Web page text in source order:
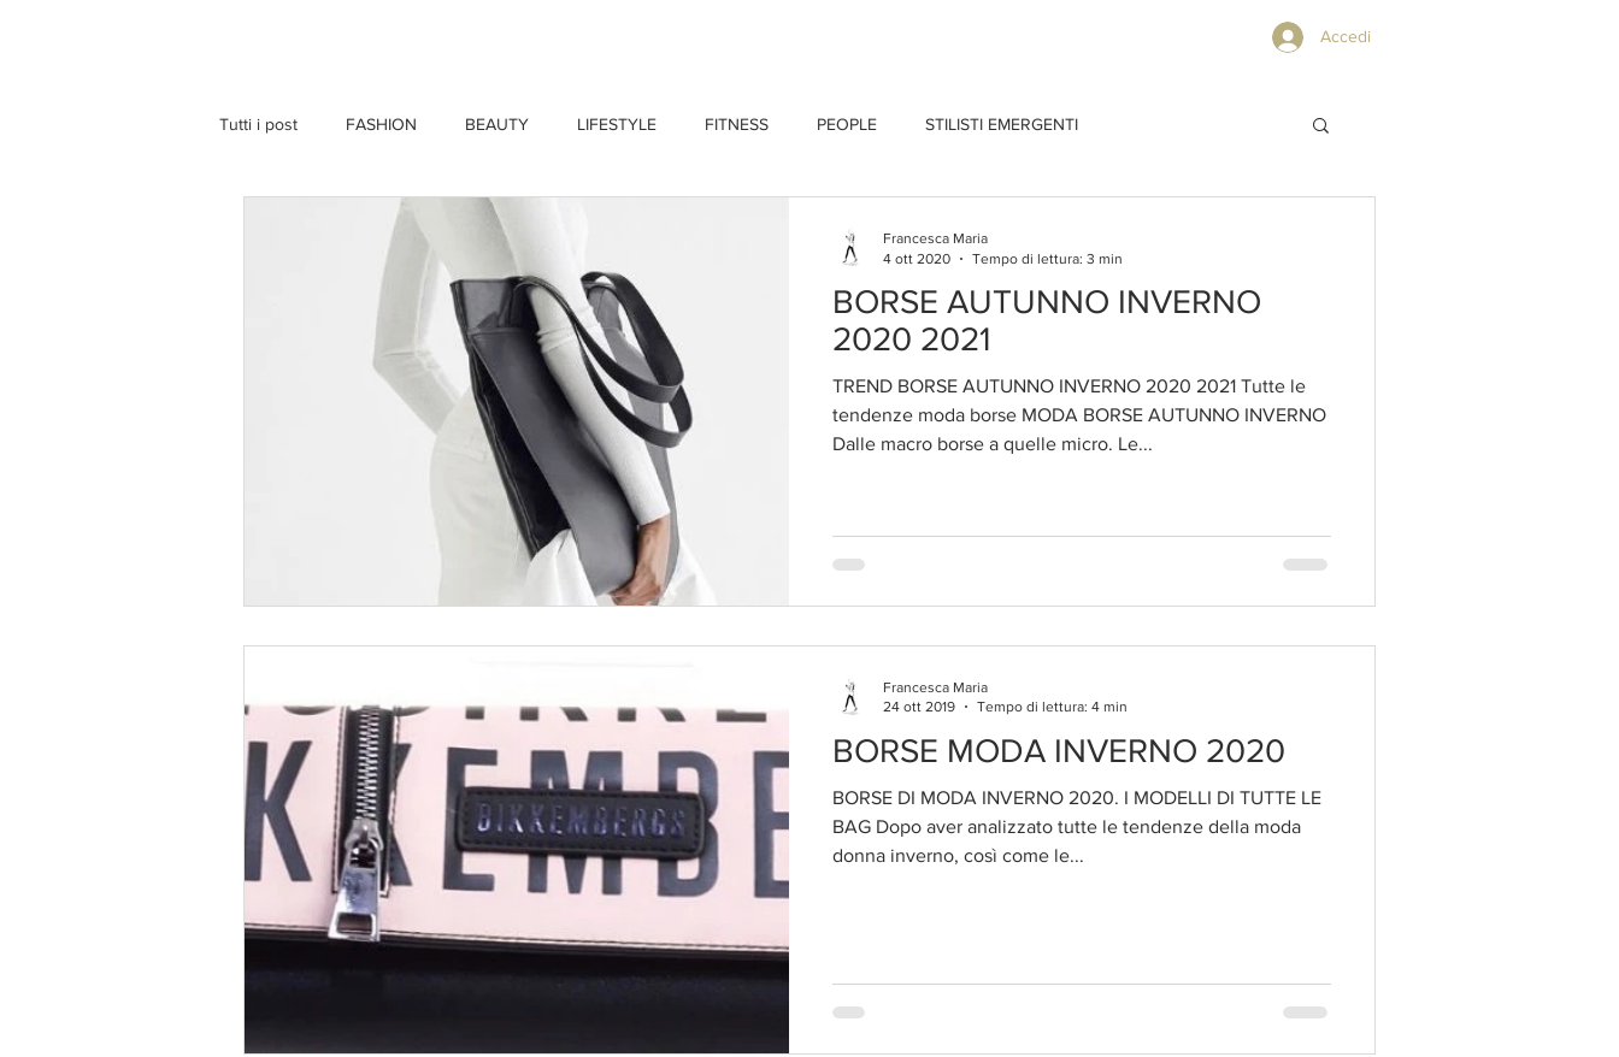
Accedi
Tutti i post FASHION BEAUTY LIFESTYLE FITNESS PEOPLE STILISTI EMERGENTI
BORSE AUTUNNO INVERNO
2020 2021
TREND BORSE AUTUNNO INVERNO 2020 2021 Tutte le
tendenze moda borse MODA BORSE AUTUNNO INVERNO
Dalle macro borse a quelle micro. Le...
Francesca Maria
4 ott 2020
Tempo di lettura: 3 min
BORSE MODA INVERNO 2020
BORSE DI MODA INVERNO 2020. I MODELLI DI TUTTE LE
BAG Dopo aver analizzato tutte le tendenze della moda
donna inverno, così come le...
Francesca Maria
24 ott 2019
Tempo di lettura: 4 min